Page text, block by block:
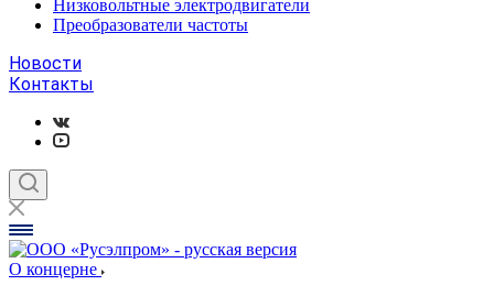
Низковольтные электродвигатели
Преобразователи частоты
Новости
Контакты
О концерне